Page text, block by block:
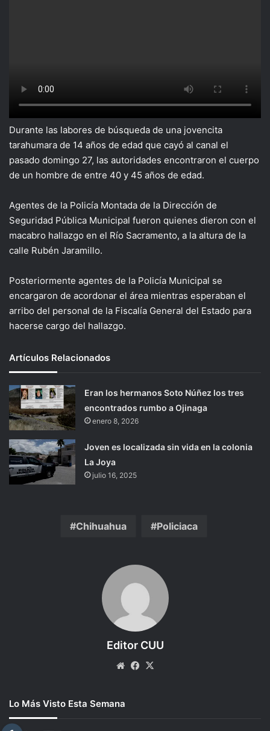
Durante las labores de búsqueda de una jovencita
tarahumara de 14 años de edad que cayó al canal el
pasado domingo 27, las autoridades encontraron el cuerpo
de un hombre de entre 40 y 45 años de edad.
Agentes de la Policía Montada de la Dirección de
Seguridad Pública Municipal fueron quienes dieron con el
macabro hallazgo en el Río Sacramento, a la altura de la
calle Rubén Jaramillo.
Posteriormente agentes de la Policía Municipal se
encargaron de acordonar el área mientras esperaban el
arribo del personal de la Fiscalía General del Estado para
hacerse cargo del hallazgo.
Artículos Relacionados
Eran los hermanos Soto Núñez los tres
encontrados rumbo a Ojinaga
enero 8, 2026
Joven es localizada sin vida en la colonia
La Joya
julio 16, 2025
Chihuahua Policiaca
Editor CUU
WebsiteFacebook
Lo Más Visto Esta Semana